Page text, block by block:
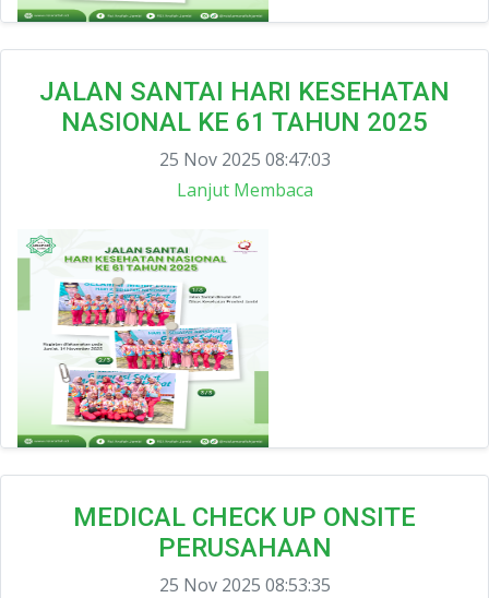
JALAN SANTAI HARI KESEHATAN
NASIONAL KE 61 TAHUN 2025
25 Nov 2025 08:47:03
Lanjut Membaca
MEDICAL CHECK UP ONSITE
PERUSAHAAN
25 Nov 2025 08:53:35